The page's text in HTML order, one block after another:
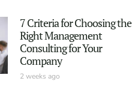
7 Criteria for Choosing the
Right Management
Consulting for Your
Company
2 weeks ago